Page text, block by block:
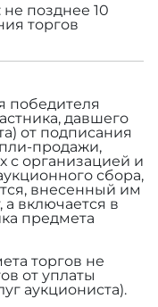
позднее 10
торгов
победителя
давшего
от подписания
продажи,
с организацией и
сбора,
внесенный им
а включается в
предмета
торгов не
от уплаты
аукциониста).